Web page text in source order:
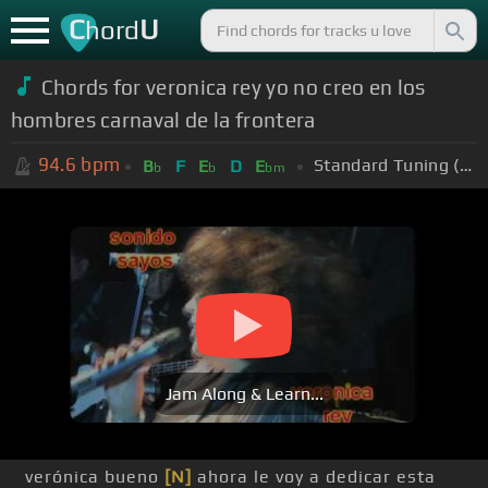
ChordU
Chords for veronica rey yo no creo en los
hombres carnaval de la frontera
94.6 bpm Bb F Eb D Ebm Standard Tuning (EADGBE)
Jam Along & Learn...
verónica bueno [N] ahora le voy a dedicar esta